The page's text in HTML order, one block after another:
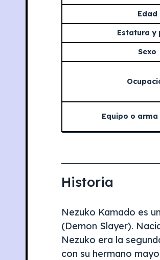
Edad
Estatura y
Sexo
Equipo o
Historia
Nezuko Kamado es
(Demon Slayer).
Nezuko era la
con su hermano